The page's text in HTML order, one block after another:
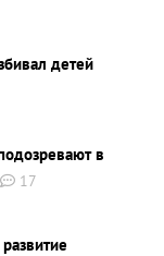
детей
в
17